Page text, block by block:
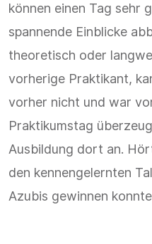
können einen Tag sehr
spannende Einblicke
theoretisch oder
vorherige Praktikant,
vorher nicht und war
Praktikumstag
Ausbildung dort an.
den kennengelernten
Azubis gewinnen